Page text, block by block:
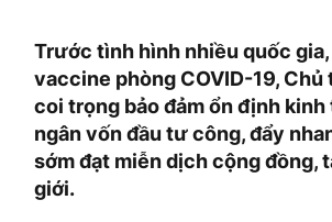
Trước tình hình nhiều quốc
vaccine phòng COVID-19,
coi trọng bảo đảm ổn định
ngân vốn đầu tư công, đẩy
sớm đạt miễn dịch cộng đồng,
giới.